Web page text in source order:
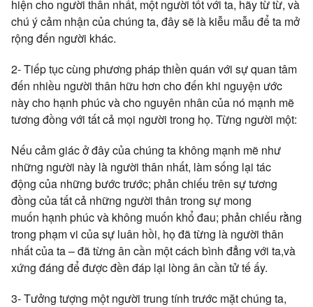
hiện cho người thân nhất, một người tốt với ta, hãy từ từ, và
chú ý cảm nhận của chúng ta, đây sẽ là kiễu mẫu để ta mở
rộng đến người khác.
2- Tiếp tục cùng phương pháp thiền quán với sự quan tâm
đến nhiều người thân hữu hơn cho đến khi nguyện ước
này cho hạnh phúc và cho nguyên nhân của nó mạnh mẽ
tương đồng với tất cả mọi người trong họ. Từng người một:
Nếu cảm giác ở đây của chúng ta không mạnh mẽ như
những người này là người thân nhất, làm sống lại tác
động của những bước trước; phản chiếu trên sự tương
đồng của tất cả những người thân trong sự mong
muốn hạnh phúc và không muốn khổ đau; phản chiếu rằng
trong phạm vi của sự luân hồi, họ đã từng là người thân
nhất của ta – đã từng ân cần một cách bình đẳng với ta,và
xứng đáng để được đền đáp lại lòng ân cần tử tế ấy.
3- Tưởng tượng một người trung tính trước mặt chúng ta,